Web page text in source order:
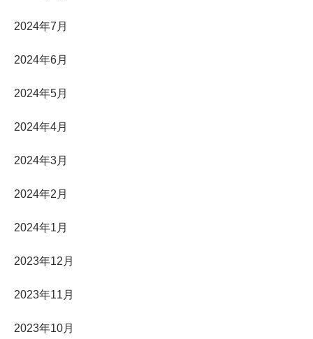
2024年7月
2024年6月
2024年5月
2024年4月
2024年3月
2024年2月
2024年1月
2023年12月
2023年11月
2023年10月